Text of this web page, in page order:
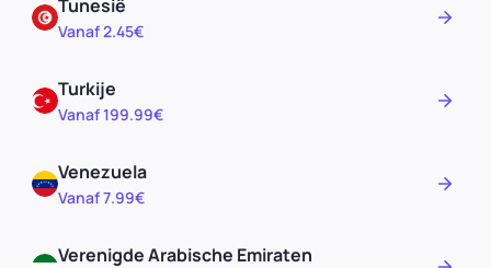
Tunesië
Vanaf 2.45€
Turkije
Vanaf 199.99€
Venezuela
Vanaf 7.99€
Verenigde Arabische Emiraten